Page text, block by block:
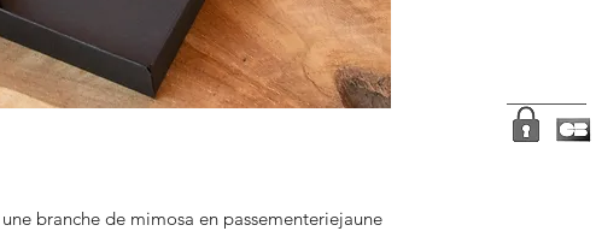
branche de mimosa en passementeriejaune